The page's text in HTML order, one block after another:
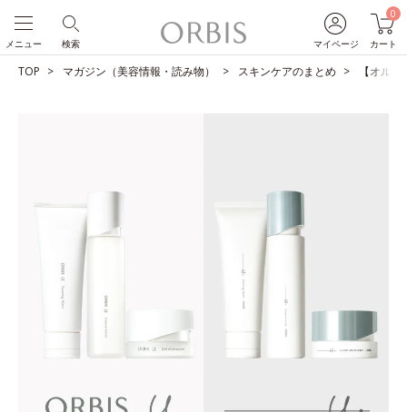
マイページ
0
カート
検索
メニュー
TOP マガジン（美容情報・読み物） スキンケアのまとめ 【オル